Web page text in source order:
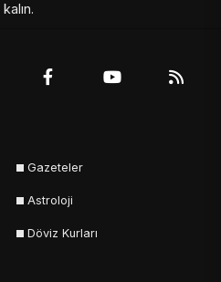
Gazeteler
Astroloji
Döviz Kurları